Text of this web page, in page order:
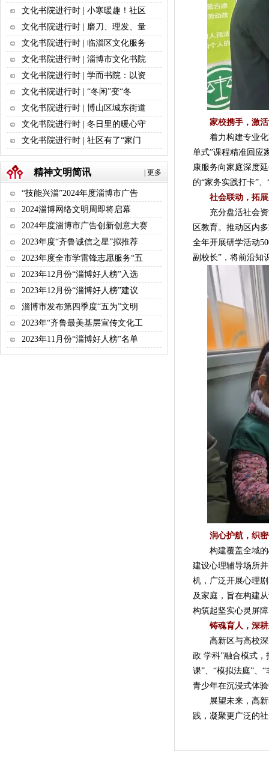
文化书院进行时 | 小寒暖趣！社区
文化书院进行时 | 磨刀、理发、量
文化书院进行时 | 临淄区文化服务
文化书院进行时 | 淄博市文化书院
文化书院进行时 | 学而书院：以资
文化书院进行时 | “冬闲”变“冬
文化书院进行时 | 博山区城东街道
文化书院进行时 | 冬日里的暖心守
文化书院进行时 | 社区有了“家门
更多
精神文明简讯
“技能兴淄”2024年度淄博市广告
2024淄博网络文明周即将启幕
2024年度淄博市广告创新创意大赛
2023年度“齐鲁诚信之星”拟推荐
2023年度全市学雷锋志愿服务“五
2023年12月份“淄博好人榜”入选
2023年12月份“淄博好人榜”建议
淄博市发布第四季度“五为”文明
2023年“齐鲁最美基层宣传文化工
2023年11月份“淄博好人榜”名单
家校携手，激
着力构建专业化
单式”课程精准回应
康服务向家庭深度
的“家务实践打卡”
社会联动，拓
充分盘活社会资
区教育。推动区内
全年开展研学活动
副校长”，将前沿知
润心护航，织
构建覆盖全域的
建设心理辅导场所
机，广泛开展心理
及家庭，旨在构建
构筑起坚实心灵屏
铸魂育人，深
高新区与高校深度
政 学科”融合模式
课”、“模拟法庭”、
青少年在沉浸式体
展望未来，高
践，凝聚更广泛的